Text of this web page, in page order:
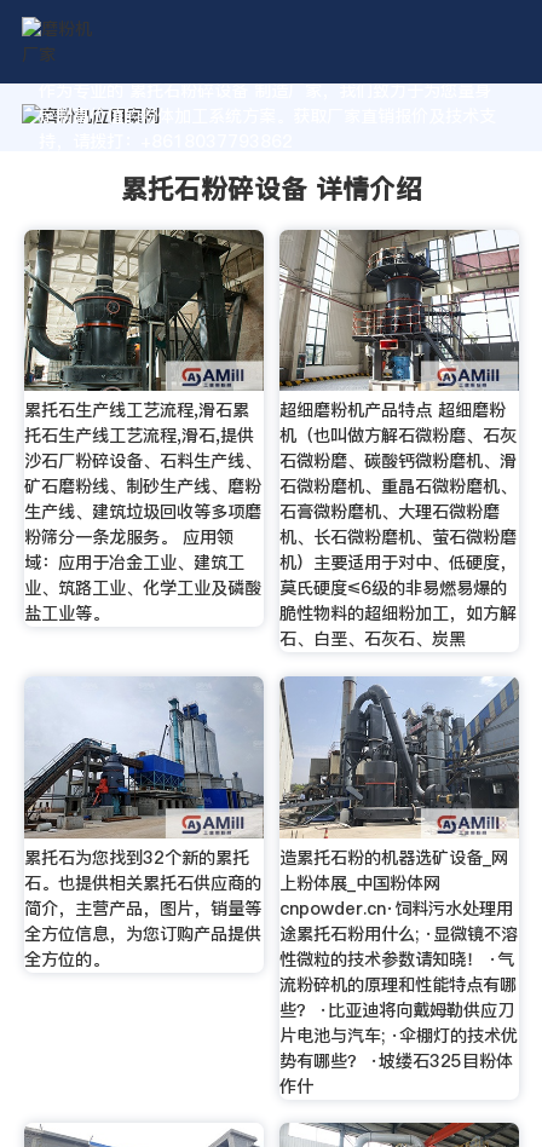
作为专业的 累托石粉碎设备 制造厂家，我们致力于为您量身
定制高价值的粉体加工系统方案。获取厂家直销报价及技术支
累托石粉碎设备 详情介绍
累托石生产线工艺流程,滑石累
托石生产线工艺流程,滑石,提供
沙石厂粉碎设备、石料生产线、
矿石磨粉线、制砂生产线、磨粉
生产线、建筑垃圾回收等多项磨
粉筛分一条龙服务。 应用领
域：应用于冶金工业、建筑工
业、筑路工业、化学工业及磷酸
盐工业等。
超细磨粉机产品特点 超细磨粉
机（也叫做方解石微粉磨、石灰
石微粉磨、碳酸钙微粉磨机、滑
石微粉磨机、重晶石微粉磨机、
石膏微粉磨机、大理石微粉磨
机、长石微粉磨机、萤石微粉磨
机）主要适用于对中、低硬度，
莫氏硬度≤6级的非易燃易爆的
脆性物料的超细粉加工，如方解
石、白垩、石灰石、炭黑
累托石为您找到32个新的累托
石。也提供相关累托石供应商的
简介，主营产品，图片，销量等
全方位信息，为您订购产品提供
全方位的。
造累托石粉的机器选矿设备_网
上粉体展_中国粉体网
cnpowder.cn·饲料污水处理用
途累托石粉用什么; ·显微镜不溶
性微粒的技术参数请知晓！ ·气
流粉碎机的原理和性能特点有哪
些？ ·比亚迪将向戴姆勒供应刀
片电池与汽车; ·伞棚灯的技术优
势有哪些？ ·坡缕石325目粉体
作什